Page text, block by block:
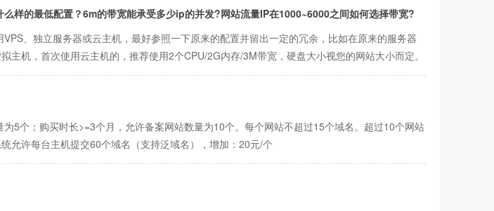
样的最低配置？6m的带宽能承受多少ip的并发?网站流量IP在1000~6000之间如何选择带宽?
、独立服务器或云主机，最好参照一下原来的配置并留出一定的冗余，比如在原来的服务器
机，首次使用云主机的，推荐使用2个CPU/2G内存/3M带宽，硬盘大小视您的网站大小而定。
5个；购买时长>=3个月，允许备案网站数量为10个。每个网站不超过15个域名。超过10个网站
允许每台主机提交60个域名（支持泛域名），增加：20元/个